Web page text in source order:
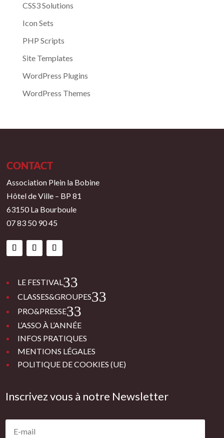
CSS3 Solutions
Icon Sets
PHP Scripts
Site Templates
WordPress Plugins
WordPress Themes
CONTACT
Association Plein la Bobine
Hôtel de Ville – BP 81
63150 La Bourboule
07 83 50 90 45
LE FESTIVAL 3
CLASSES&GROUPES 3
PRO&PRESSE 3
L’ASSO À L’ANNÉE
INFOS PRATIQUES
MENTIONS LÉGALES
POLITIQUE DE COOKIES (UE)
Inscrivez vous à notre Newsletter